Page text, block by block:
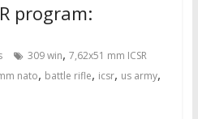
program:
309 win, 7,62x51 mm ICSR
nato, battle rifle, icsr, us army,